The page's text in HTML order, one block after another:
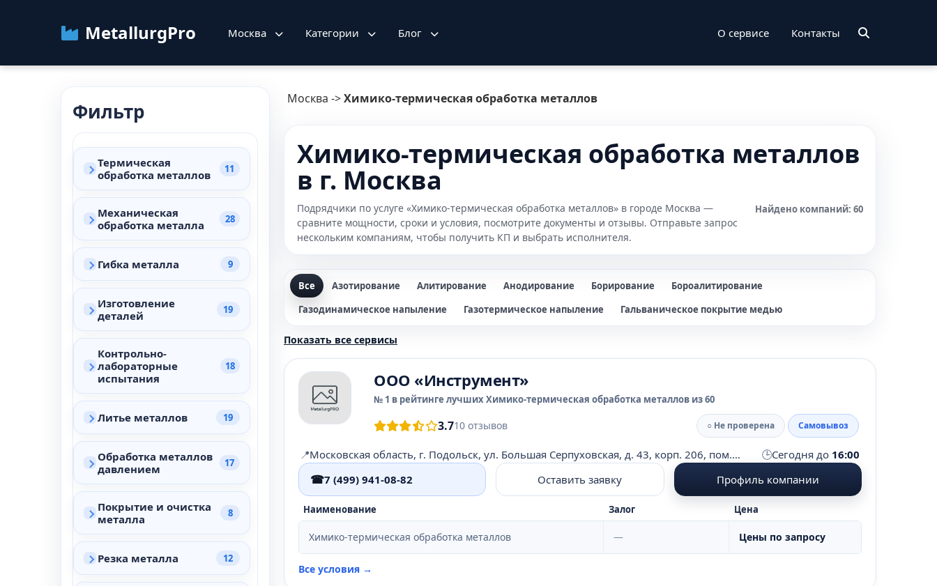
MetallurgPro Москва Категории Блог О сервисе Контакты
Фильтр
Термическая
обработка металлов
11
Механическая
обработка металла
28
Гибка металла 9
Изготовление
деталей
19
Контрольно-
лабораторные
испытания
18
Литье металлов 19
Обработка металлов
давлением
17
Покрытие и очистка
металла
8
Резка металла 12
Москва ->Химико-термическая обработка металлов
Химико-термическая обработка металлов
в г. Москва
Подрядчики по услуге «Химико-термическая обработка металлов» в городе Москва —
сравните мощности, сроки и условия, посмотрите документы и отзывы. Отправьте запрос
нескольким компаниям, чтобы получить КП и выбрать исполнителя.
Найдено компаний: 60
Все Азотирование Алитирование Анодирование Борирование
Бороалитирование
Газодинамическое напыление
Газотермическое напыление
Гальваническое покрытие медью
Карбонитрация металла
Микродуговое оксидирование
Многослойное покрытие медью и никелем
Многослойное покрытие медью, никелем и хромом
Силицирование
Термодиффузионное цинкование Травление металла
Химическое фосфатирование
Хромоалитирование
Хромосилицирование
Электролитно-плазменная полировка
Электрохимическая полировка металла
Показать все сервисы
OOO «Инструмент»
№ 1 в рейтинге лучших Химико-термическая обработка металлов из 60
3.710 отзывов ○ Не проверена Самовывоз
📍 Московская область, г. Подольск, ул. Большая Серпуховская, д. 43, корп. 206, пом. 1, оф. 7 🕒Сегодня до 16:00
☎7 (499) 941-08-82 Оставить заявку Профиль компании
Наименование Залог Цена
Химико-термическая обработка металлов — Цены по запросу
Все условия →